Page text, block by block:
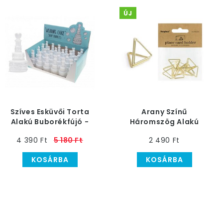
Szíves Esküvői Torta
Alakú Buborékfújó -
4 390 Ft
5 180 Ft
KOSÁRBA
ÚJ
Arany Színű
Háromszög Alakú
10 db-os
2 490 Ft
KOSÁRBA